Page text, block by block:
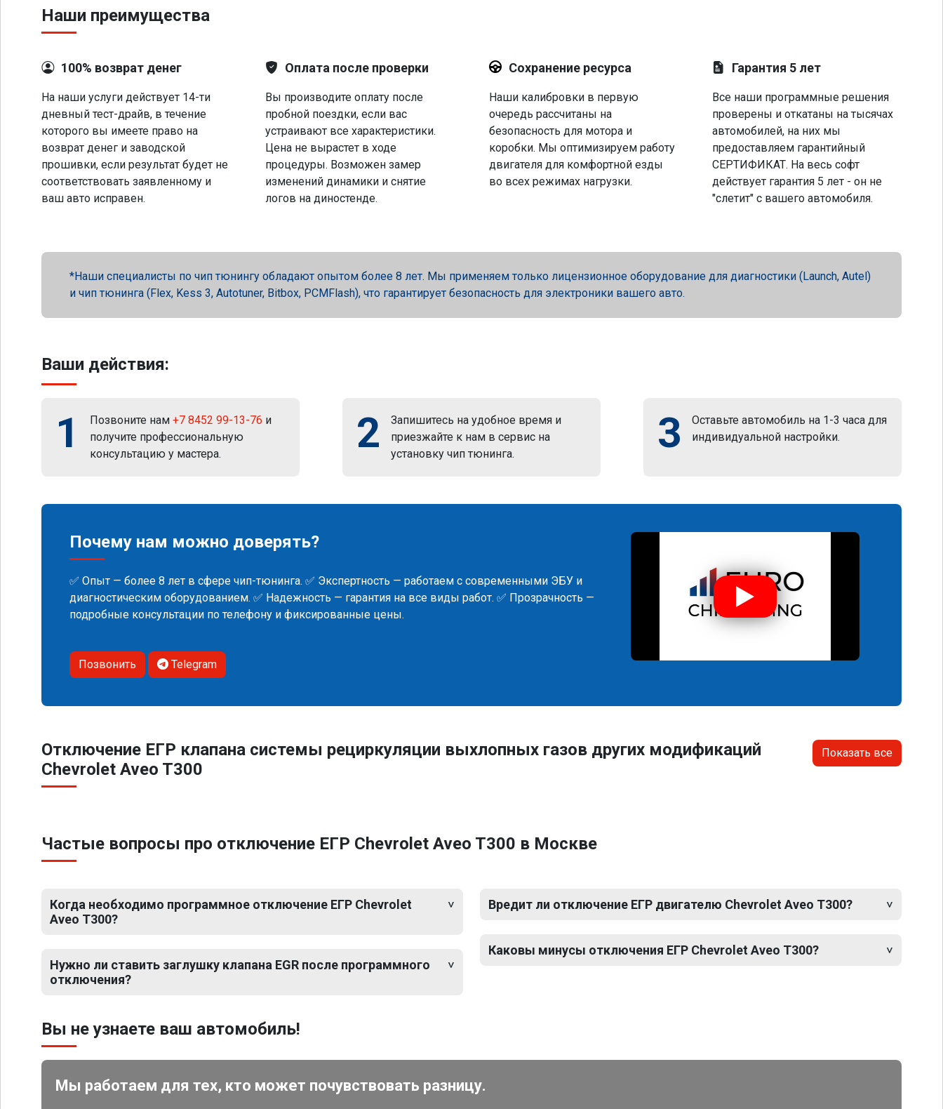
Наши преимущества
100% возврат денег
На наши услуги действует 14-ти
дневный тест-драйв, в течение
которого вы имеете право на
возврат денег и заводской
прошивки, если результат будет не
соответствовать заявленному и
ваш авто исправен.
Оплата после проверки
Вы производите оплату после
пробной поездки, если вас
устраивают все характеристики.
Цена не вырастет в ходе
процедуры. Возможен замер
изменений динамики и снятие
логов на диностенде.
Сохранение ресурса
Наши калибровки в первую
очередь рассчитаны на
безопасность для мотора и
коробки. Мы оптимизируем работу
двигателя для комфортной езды
во всех режимах нагрузки.
Гарантия 5 лет
Все наши программные решения
проверены и откатаны на тысячах
автомобилей, на них мы
предоставляем гарантийный
СЕРТИФИКАТ. На весь софт
действует гарантия 5 лет - он не
"слетит" с вашего автомобиля.
Наши специалисты по чип тюнингу обладают опытом более 8 лет. Мы применяем только лицензионное оборудование для диагностики (Launch, Autel)
и чип тюнинга (Flex, Kess 3, Autotuner, Bitbox, PCMFlash), что гарантирует безопасность для электроники вашего авто.
Ваши действия:
1 Позвоните нам +7 8452 99-13-76 и
получите профессиональную
консультацию у мастера.
2
Запишитесь на удобное время и
приезжайте к нам в сервис на
установку чип тюнинга.
3
Оставьте автомобиль на 1-3 часа для
индивидуальной настройки.
Почему нам можно доверять?
✅ Опыт — более 8 лет в сфере чип-тюнинга. ✅ Экспертность — работаем с современными ЭБУ и
диагностическим оборудованием. ✅ Надежность — гарантия на все виды работ. ✅ Прозрачность —
подробные консультации по телефону и фиксированные цены.
Позвонить Telegram
Отключение ЕГР клапана системы рециркуляции выхлопных газов других модификаций
Chevrolet Aveo T300
Показать все
Частые вопросы про отключение ЕГР Chevrolet Aveo T300 в Москве
Когда необходимо программное отключение ЕГР Chevrolet
Aveo T300?
Нужно ли ставить заглушку клапана EGR после программного
отключения?
Вредит ли отключение ЕГР двигателю Chevrolet Aveo T300?
Каковы минусы отключения ЕГР Chevrolet Aveo T300?
Вы не узнаете ваш автомобиль!
Мы работаем для тех, кто может почувствовать разницу.